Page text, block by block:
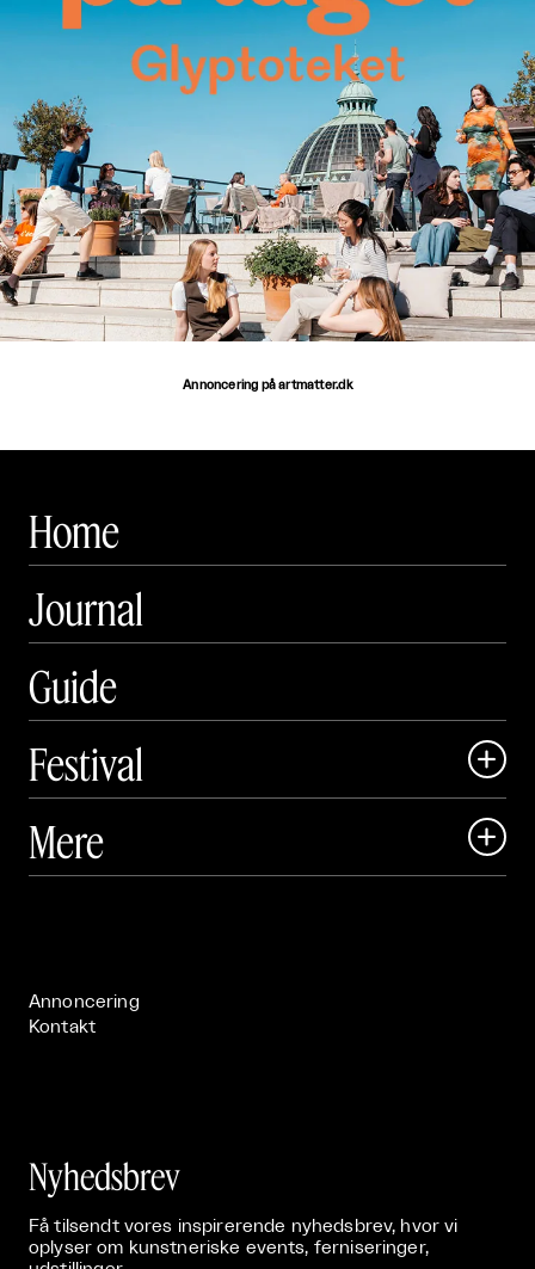
Annoncering på artmatter.dk
Home
Journal
Guide
Festival

 Art Matter Festival
Mere 
Annoncering
Kontakt
Nyhedsbrev
Få tilsendt vores inspirerende nyhedsbrev, hvor vi
oplyser om kunstneriske events, ferniseringer,